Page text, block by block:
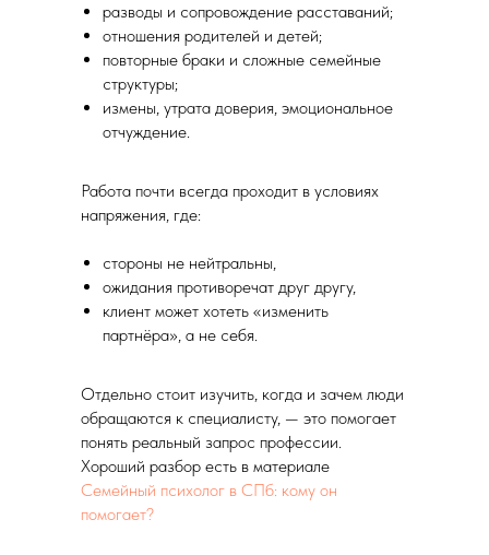
разводы и сопровождение расставаний;
отношения родителей и детей;
повторные браки и сложные семейные
структуры;
измены, утрата доверия, эмоциональное
отчуждение.
Работа почти всегда проходит в условиях
напряжения, где:
стороны не нейтральны,
ожидания противоречат друг другу,
клиент может хотеть «изменить
партнёра», а не себя.
Отдельно стоит изучить, когда и зачем люди
обращаются к специалисту, — это помогает
понять реальный запрос профессии.
Хороший разбор есть в материале
Семейный психолог в СПб: кому он
помогает?